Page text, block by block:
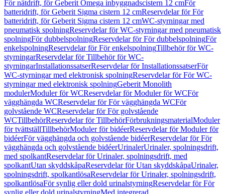
För nätdrift, för Geberit Omega inbyggnadscistern 12 cmFör
batteridrift, för Geberit Sigma cistern 12 cmReservdelar för För
batteridrift, för Geberit Sigma cistern 12 cmWC-styrningar med
pneumatisk spolningReservdelar för WC-styrningar med pneumatisk
spolningFör dubbelspolningReservdelar för För dubbelspolningFör
enkelspolningReservdelar för För enkelspolningTillbehör för WC-
styrningarReservdelar för Tillbehör för WC-
styrningarInstallationssatserReservdelar för InstallationssatserFör
WC-styrningar med elektronisk spolningReservdelar för För WC-
styrningar med elektronisk spolningGeberit Monolith
modulerModuler för WCReservdelar för Moduler för WCFör
vägghängda WCReservdelar för För vägghängda WCFör
golvstående WCReservdelar för För golvstående
WCTillbehörReservdelar för TillbehörFörbrukningsmaterialModuler
för tvättställTillbehörModuler för bidéerReservdelar för Moduler för
bidéerFör vägghängda och golvstående bidéerReservdelar för För
vägghängda och golvstående bidéerUrinalerUrinaler, spolningsdrift,
med spolkantReservdelar för Urinaler, spolningsdrift, med
spolkantUtan skyddskåpaReservdelar för Utan skyddskåpaUrinaler,
spolningsdrift, spolkantlösaReservdelar för Urinaler, spolningsdrift,
spolkantlösaFör synlig eller dold urinalstyrningReservdelar för För
synlig eller dold urinalstyrningMed integrerad